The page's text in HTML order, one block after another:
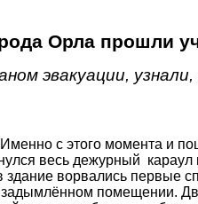
Орла прошли
эвакуации,
с этого момента и
весь дежурный караул
ворвались первые
задымлённом помещении.